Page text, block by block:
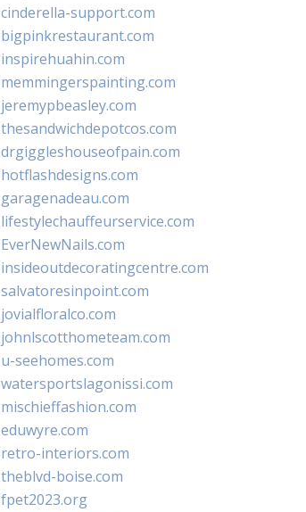
cinderella-support.com
bigpinkrestaurant.com
inspirehuahin.com
memmingerspainting.com
jeremypbeasley.com
thesandwichdepotcos.com
drgiggleshouseofpain.com
hotflashdesigns.com
garagenadeau.com
lifestylechauffeurservice.com
EverNewNails.com
insideoutdecoratingcentre.com
salvatoresinpoint.com
jovialfloralco.com
johnlscotthometeam.com
u-seehomes.com
watersportslagonissi.com
mischieffashion.com
eduwyre.com
retro-interiors.com
theblvd-boise.com
fpet2023.org